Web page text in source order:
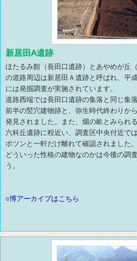
新居田A遺跡
ほたるみ館（長田口遺跡）とあやめが丘
の道路周辺は新居田Ａ遺跡と呼ばれ、平
には発掘調査が実施されています。
道路西端では長田口遺跡の集落と同じ集
前半の竪穴建物跡と、弥生時代終わりか
発見されました。また、畑の畝とみられ
六科丘遺跡に程近い、調査区中央付近で
ポツンと一軒だけ離れて確認されました。
どういった性格の建物なのかは今後の調
う。
○博アーカイブはこちら